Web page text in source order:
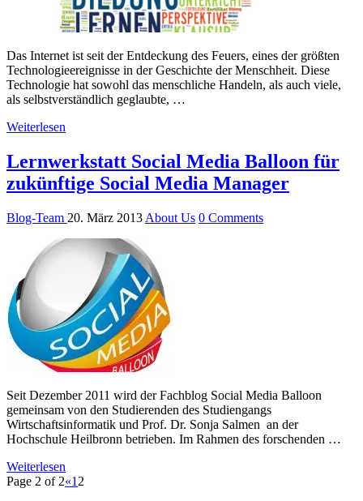
Das Internet ist seit der Entdeckung des Feuers, eines der größten
Technologieereignisse in der Geschichte der Menschheit. Diese
Technologie hat sowohl das menschliche Handeln, als auch viele,
als selbstverständlich geglaubte, …
Weiterlesen
Lernwerkstatt Social Media Balloon für
zukünftige Social Media Manager
Blog-Team 20. März 2013 About Us 0 Comments
Seit Dezember 2011 wird der Fachblog Social Media Balloon
gemeinsam von den Studierenden des Studiengangs
Wirtschaftsinformatik und Prof. Dr. Sonja Salmen an der
Hochschule Heilbronn betrieben. Im Rahmen des forschenden …
Weiterlesen
Page 2 of 2«1 2